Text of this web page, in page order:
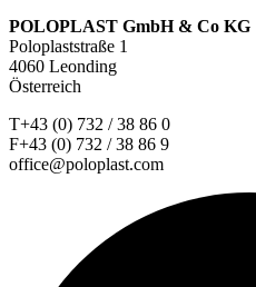
POLOPLAST GmbH & Co KG
Poloplaststraße 1
4060 Leonding
Österreich
T+43 (0) 732 / 38 86 0
F+43 (0) 732 / 38 86 9
office@poloplast.com